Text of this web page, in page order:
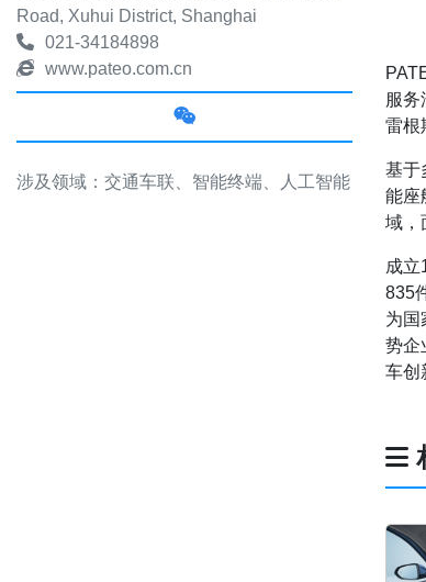
Road, Xuhui District, Shanghai
021-34184898
www.pateo.com.cn
涉及领域：交通车联、智能终端、人工智能
服
雷根
基于
能座
域，
成
835
为国
势企
车创